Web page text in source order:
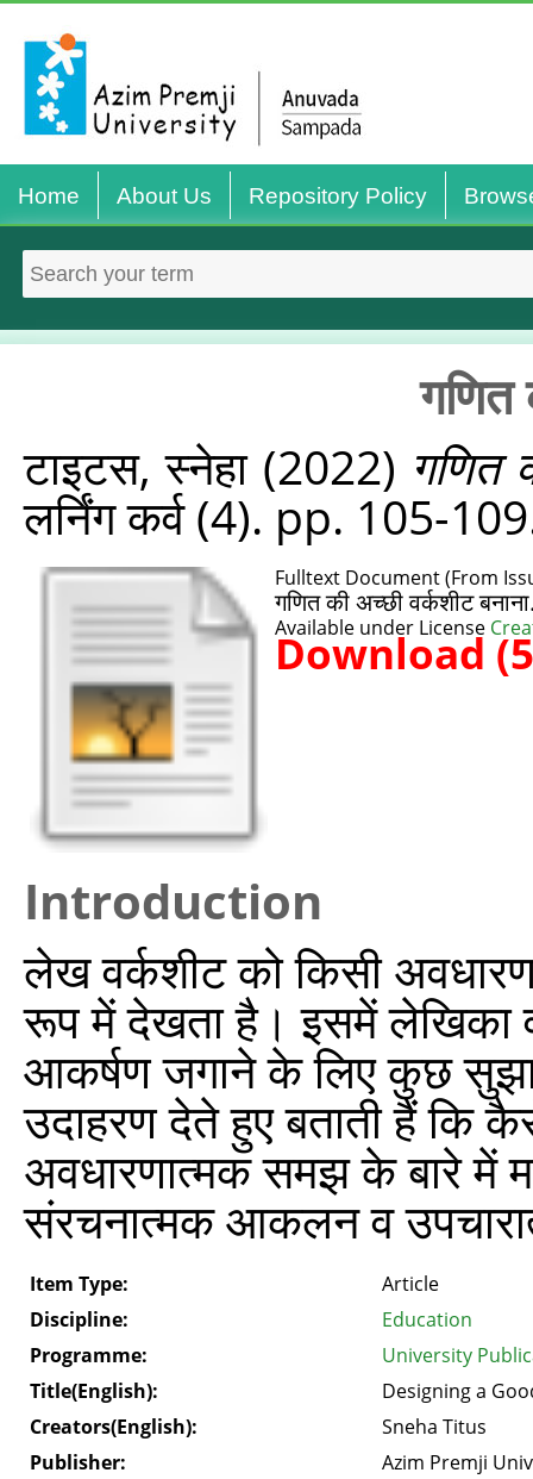
Home About Us Repository Policy
गणित
टाइटस, स्नेहा(2022) गणित
लर्निंग कर्व (4). pp. 105-
Fulltext Document (From
गणित की अच्छी वर्कशीट
Available under License
Download
Introduction
लेख वर्कशीट को किसी
रूप में देखता है। इसमें लेखिका
आकर्षण जगाने के लिए कुछ
उदाहरण देते हुए बताती हैं कि कैसे
अवधारणात्मक समझ के बारे में
संरचनात्मक आकलन व
Item Type:
Article
Discipline:
Education
Programme:
University
Title(English):
Designing a
Creators(English):
Sneha Titus
Publisher:
Azim Premji